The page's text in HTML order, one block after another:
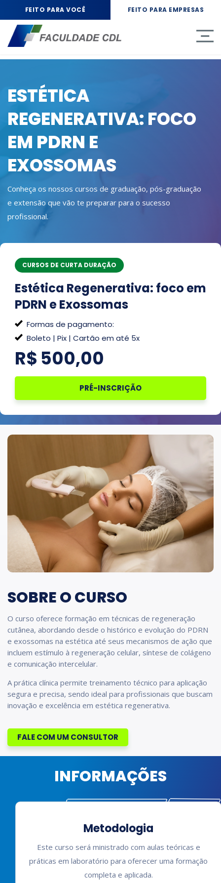
FEITO PARA VOCÊ FEITO PARA EMPRESAS
ESTÉTICA
REGENERATIVA: FOCO
EM PDRN E
EXOSSOMAS
Conheça os nossos cursos de graduação, pós-graduação
e extensão que vão te preparar para o sucesso
profissional.
CURSOS DE CURTA DURAÇÃO
Estética Regenerativa: foco em
PDRN e Exossomas
Formas de pagamento:
Boleto | Pix | Cartão em até 5x
R$ 500,00
PRÉ-INSCRIÇÃO
SOBRE O CURSO
O curso oferece formação em técnicas de regeneração
cutânea, abordando desde o histórico e evolução do PDRN
e exossomas na estética até seus mecanismos de ação que
incluem estímulo à regeneração celular, síntese de colágeno
e comunicação intercelular.
A prática clínica permite treinamento técnico para aplicação
segura e precisa, sendo ideal para profissionais que buscam
inovação e excelência em estética regenerativa.
FALE COM UM CONSULTOR
INFORMAÇÕES
Metodologia
Este curso será ministrado com aulas teóricas e
práticas em laboratório para oferecer uma formação
completa e aplicada.